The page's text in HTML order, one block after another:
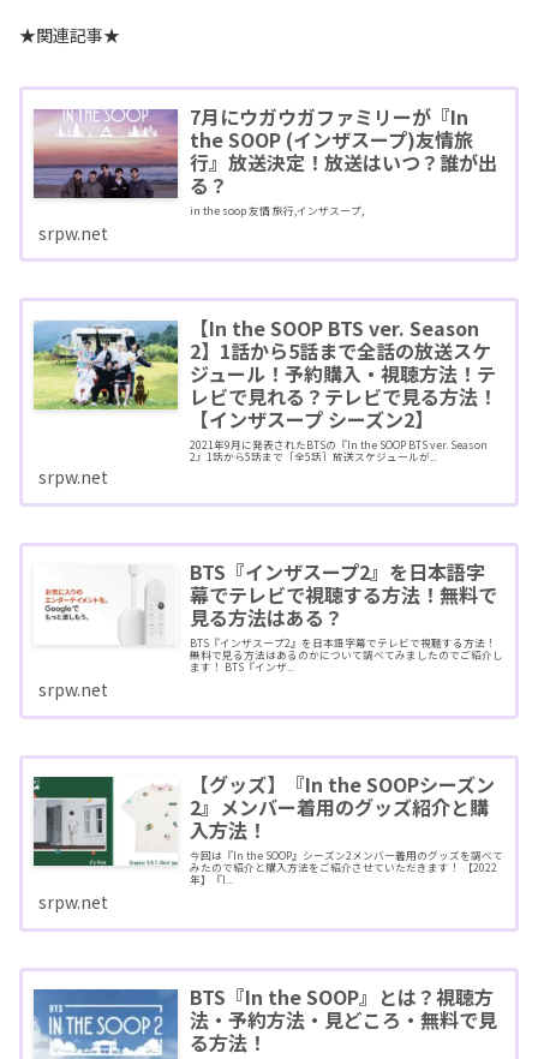
★関連記事★
7月にウガウガファミリーが『In
the SOOP (インザスープ)友情旅
行』放送決定！放送はいつ？誰が出
る？
in the soop 友情 旅行,インザスープ,
srpw.net
【In the SOOP BTS ver. Season
2】1話から5話まで全話の放送スケ
ジュール！予約購入・視聴方法！テ
レビで見れる？テレビで見る方法！
【インザスープ シーズン2】
2021年9月に発表されたBTSの『In the SOOP BTS ver. Season
2』1話から5話まで［全5話］放送スケジュールが...
srpw.net
BTS『インザスープ2』を日本語字
幕でテレビで視聴する方法！無料で
見る方法はある？
BTS『インザスープ2』を日本語字幕でテレビで視聴する方法！
無料で見る方法はあるのかについて調べてみましたのでご紹介し
ます！ BTS『インザ...
srpw.net
【グッズ】『In the SOOPシーズン
2』メンバー着用のグッズ紹介と購
入方法！
今回は『In the SOOP』シーズン2メンバー着用のグッズを調べて
みたので紹介と購入方法をご紹介させていただきます！ 【2022
年】『I...
srpw.net
BTS『In the SOOP』とは？視聴方
法・予約方法・見どころ・無料で見
る方法！